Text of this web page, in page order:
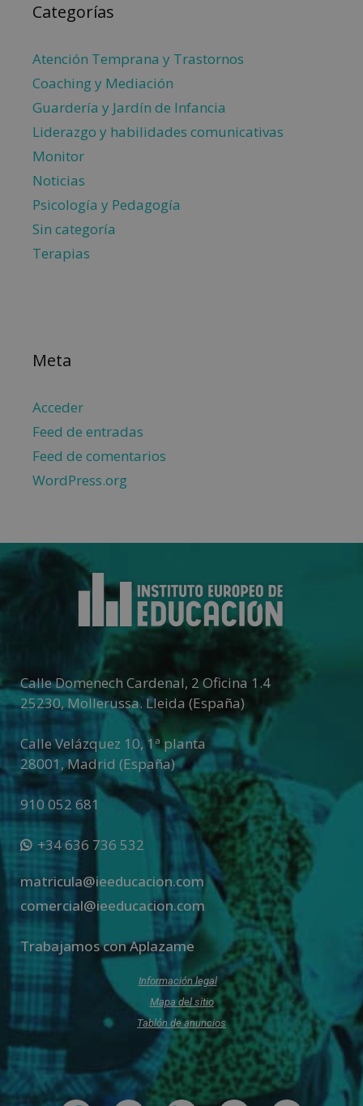
Categorías
Atención Temprana y Trastornos
Coaching y Mediación
Guardería y Jardín de Infancia
Liderazgo y habilidades comunicativas
Monitor
Noticias
Psicología y Pedagogía
Sin categoría
Terapias
Meta
Acceder
Feed de entradas
Feed de comentarios
WordPress.org
Calle Domenech Cardenal, 2 Oficina 1.4
25230, Mollerussa. Lleida (España)
Calle Velázquez 10, 1ª planta
28001, Madrid (España)
910 052 681
+34 636 736 532
matricula@ieeducacion.com
comercial@ieeducacion.com
Trabajamos con Aplazame
Información legal
Mapa del sitio
Tablón de anuncios